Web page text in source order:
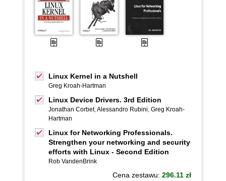
Linux Kernel in a Nutshell
Greg Kroah-Hartman
Linux Device Drivers. 3rd Edition
Jonathan Corbet,Alessandro Rubini, Greg Kroah-
Hartman
Linux for Networking Professionals.
Strengthen your networking and security
efforts with Linux - Second Edition
Rob VandenBrink
Cena zestawu: 296.11 zł